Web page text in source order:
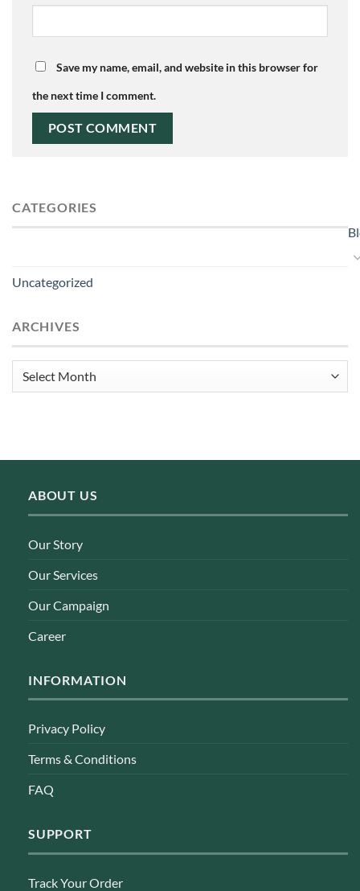
Save my name, email, and website in this browser for
the next time I comment.
CATEGORIES
Uncategorized
ARCHIVES
Archives
ABOUT US
Our Story
Our Services
Our Campaign
Career
INFORMATION
Privacy Policy
Terms & Conditions
FAQ
SUPPORT
Track Your Order